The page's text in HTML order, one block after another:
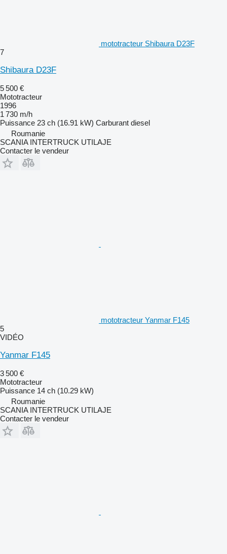
mototracteur Shibaura D23F
7
Shibaura D23F
5 500 €
Mototracteur
1996
1 730 m/h
Puissance 23 ch (16.91 kW) Carburant diesel
Roumanie
SCANIA INTERTRUCK UTILAJE
Contacter le vendeur
mototracteur Yanmar F145
5
VIDÉO
Yanmar F145
3 500 €
Mototracteur
Puissance 14 ch (10.29 kW)
Roumanie
SCANIA INTERTRUCK UTILAJE
Contacter le vendeur